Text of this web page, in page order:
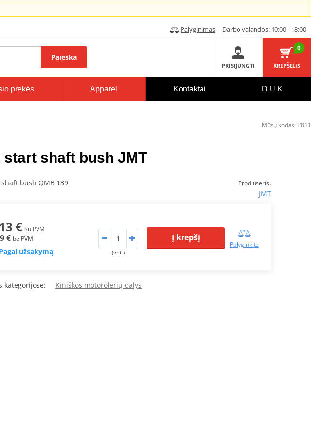
Palyginimas Darbo valandos: 10:00 - 18:00
Paieška
PRISIJUNGTI
0
KREPŠELIS
prekės Apparel Kontaktai D.U.K
start shaft bush JMT
Prodiuseris:
JMT
bush QMB 139
€ Su PVM
€ be PVM
Pagal užsakymą (vnt.)
Į krepšį
Palyginkite
kategorijose: Kiniškos motorolerių dalys
Mūsų kodas: P811